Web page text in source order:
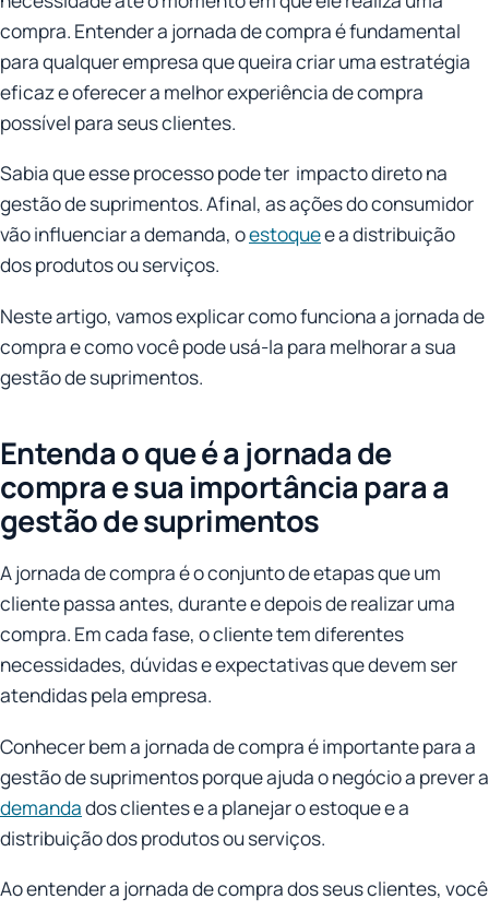
compra. Entender a jornada de compra é fundamental
para qualquer empresa que queira criar uma estratégia
eficaz e oferecer a melhor experiência de compra
possível para seus clientes.
Sabia que esse processo pode ter impacto direto na
gestão de suprimentos. Afinal, as ações do consumidor
vão influenciar a demanda, oestoquee a distribuição
dos produtos ou serviços.
Neste artigo, vamos explicar como funciona a jornada de
compra e como você pode usá-la para melhorar a sua
gestão de suprimentos.
Entenda o que é a jornada de
compra e sua importância para a
gestão de suprimentos
A jornada de compra é o conjunto de etapas que um
cliente passa antes, durante e depois de realizar uma
compra. Em cada fase, o cliente tem diferentes
necessidades, dúvidas e expectativas que devem ser
atendidas pela empresa.
Conhecer bem a jornada de compra é importante para a
gestão de suprimentos porque ajuda o negócio a prever a
demandados clientes e a planejar o estoque e a
distribuição dos produtos ou serviços.
Ao entender a jornada de compra dos seus clientes, você